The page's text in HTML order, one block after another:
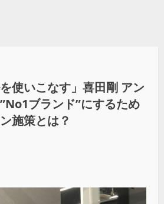
使いこなす」喜田剛 アン
ブランド”にするため
施策とは？